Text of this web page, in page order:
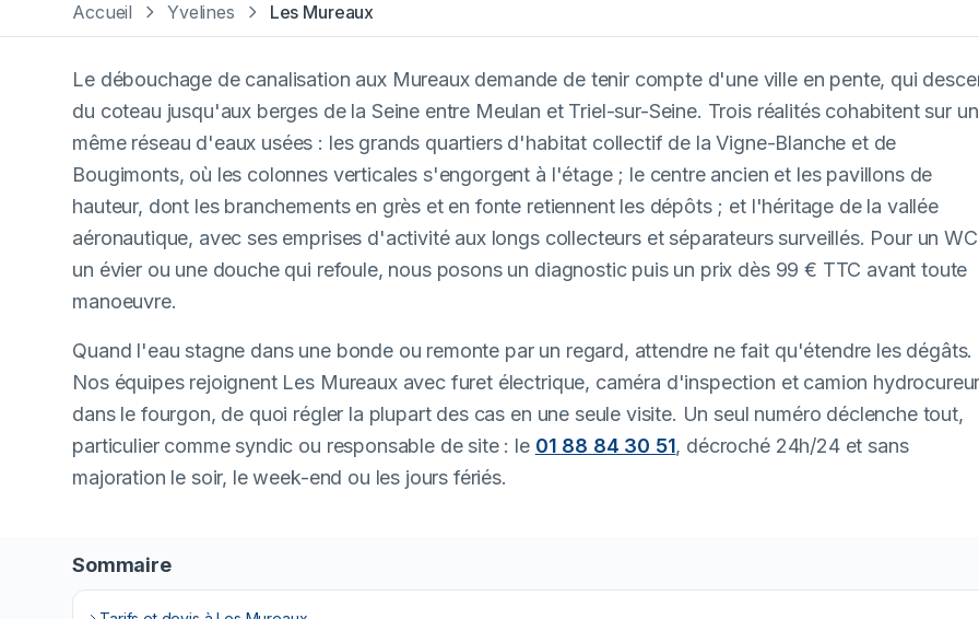
Accueil Yvelines Les Mureaux
Le débouchage de canalisation aux Mureaux demande de tenir compte d'une ville en pente, qui
du coteau jusqu'aux berges de la Seine entre Meulan et Triel-sur-Seine. Trois réalités cohabitent sur un
même réseau d'eaux usées : les grands quartiers d'habitat collectif de la Vigne-Blanche et de
Bougimonts, où les colonnes verticales s'engorgent à l'étage ; le centre ancien et les pavillons de
hauteur, dont les branchements en grès et en fonte retiennent les dépôts ; et l'héritage de la vallée
aéronautique, avec ses emprises d'activité aux longs collecteurs et séparateurs surveillés. Pour un
un évier ou une douche qui refoule, nous posons un diagnostic puis un prix dès 99 € TTC avant toute
manoeuvre.
Quand l'eau stagne dans une bonde ou remonte par un regard, attendre ne fait qu'étendre les dégâts.
Nos équipes rejoignent Les Mureaux avec furet électrique, caméra d'inspection et camion hydrocureur
dans le fourgon, de quoi régler la plupart des cas en une seule visite. Un seul numéro déclenche tout,
particulier comme syndic ou responsable de site : le 01 88 84 30 51, décroché 24h/24 et sans
majoration le soir, le week-end ou les jours fériés.
Sommaire